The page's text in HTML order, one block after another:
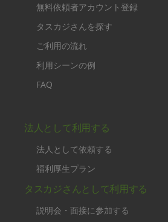
無料依頼者アカウント登録
タスカジさんを探す
ご利用の流れ
利用シーンの例
FAQ
法人として利用する
法人として依頼する
福利厚生プラン
タスカジさんとして利用する
説明会・面接に参加する